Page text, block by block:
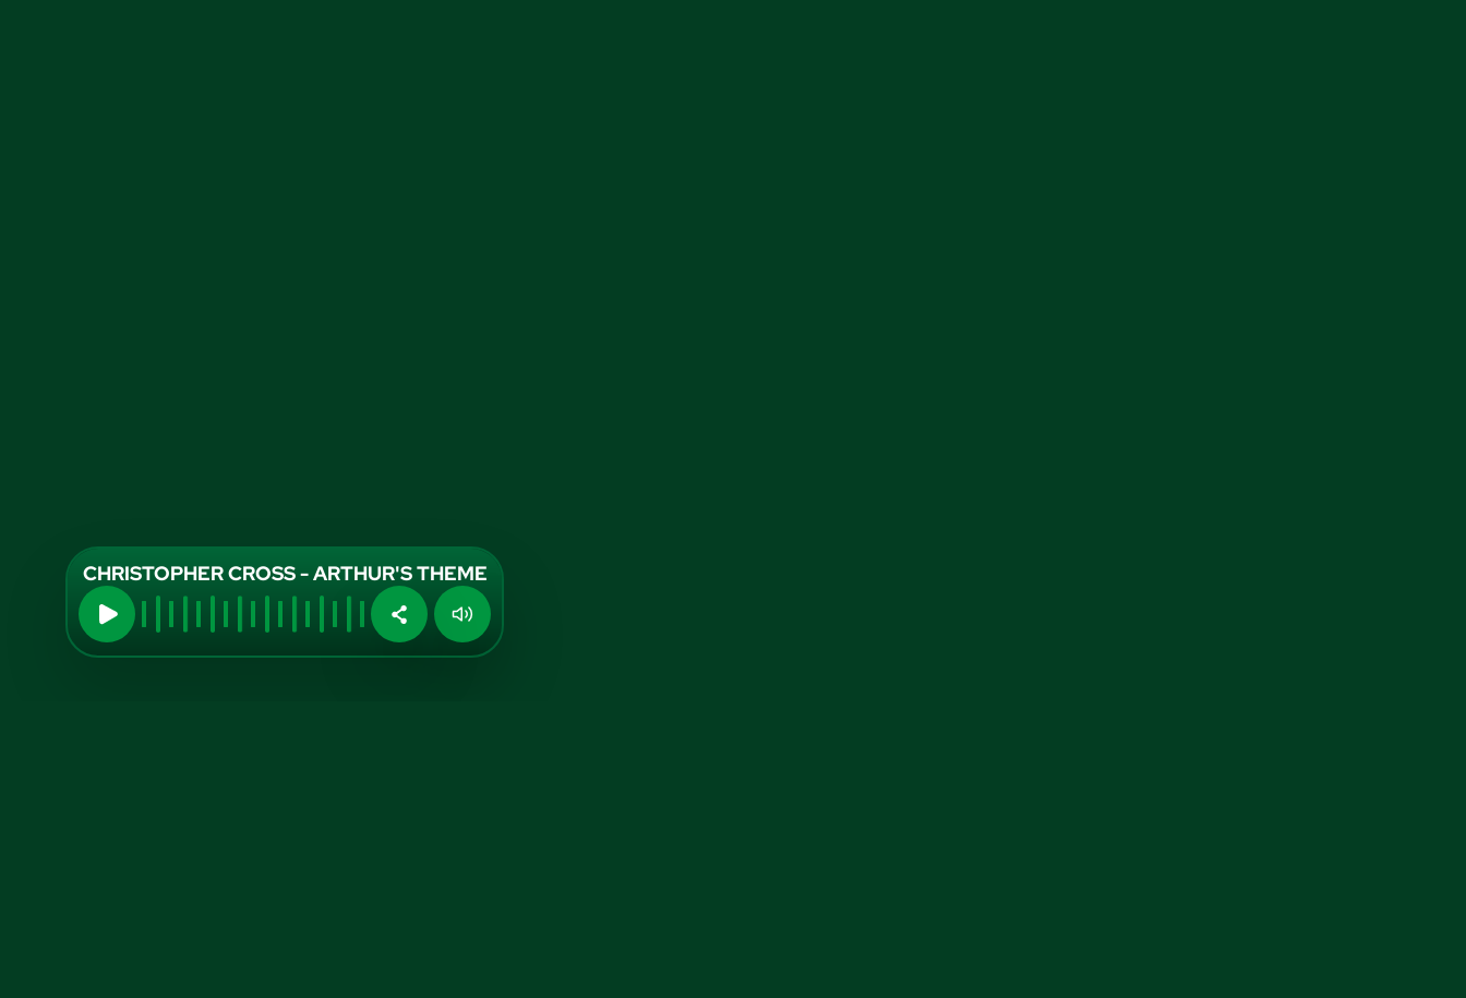
CHRISTOPHER CROSS - ARTHUR'S THEME